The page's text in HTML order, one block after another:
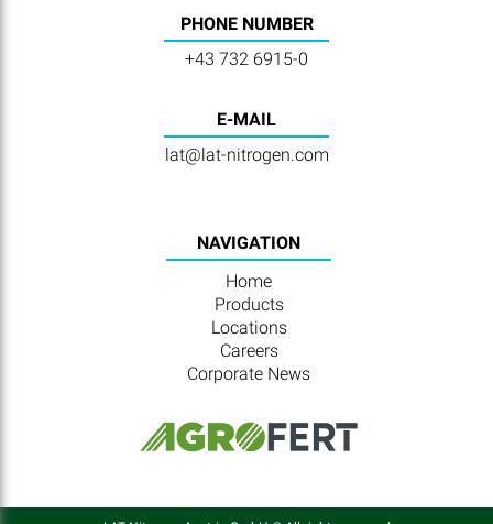
PHONE NUMBER
+43 732 6915-0
E-MAIL
lat@lat-nitrogen.com
NAVIGATION
Home
Products
Locations
Careers
Corporate News